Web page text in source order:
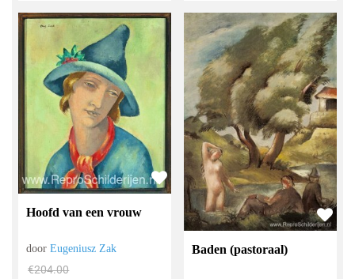
Hoofd van een vrouw
doorEugeniusz Zak
€204.00
Baden (pastoraal)